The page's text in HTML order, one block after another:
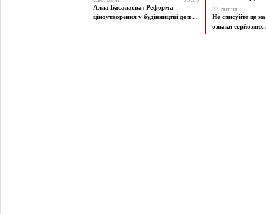
Алла Басалаєва: Реформа
ціноутворення у будівництві доп ...
23 липня
Не списуйте це
ознаки